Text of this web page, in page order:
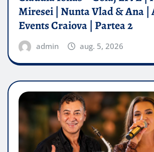
Miresei | Nunta Vlad & Ana |
Events Craiova | Partea 2
admin aug. 5, 2026